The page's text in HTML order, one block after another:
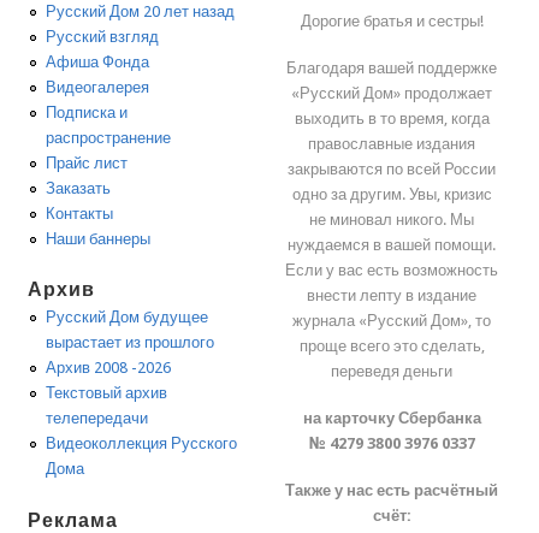
Русский Дом 20 лет назад
Русский взгляд
Афиша Фонда
Видеогалерея
Подписка и
распространение
Прайс лист
Заказать
Контакты
Наши баннеры
Архив
Русский Дом будущее
вырастает из прошлого
Архив 2008 -2026
Текстовый архив
телепередачи
Видеоколлекция Русского
Дома
Реклама
Дорогие братья и сестры!
Благодаря вашей поддержке
«Русский Дом» продолжает
выходить в то время, когда
православные издания
закрываются по всей России
одно за другим. Увы, кризис
не миновал никого. Мы
нуждаемся в вашей помощи.
Если у вас есть возможность
внести лепту в издание
журнала «Русский Дом», то
проще всего это сделать,
переведя деньги
на карточку Сбербанка
№ 4279 3800 3976 0337
Также у нас есть расчётный
счёт: